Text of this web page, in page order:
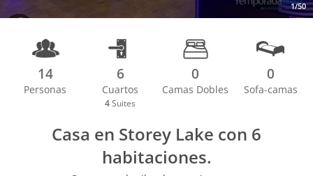
1/50
14
Personas
6
Cuartos
4 Suites
0
Camas Dobles
0
Sofa-camas
Casa en Storey Lake con 6
habitaciones.